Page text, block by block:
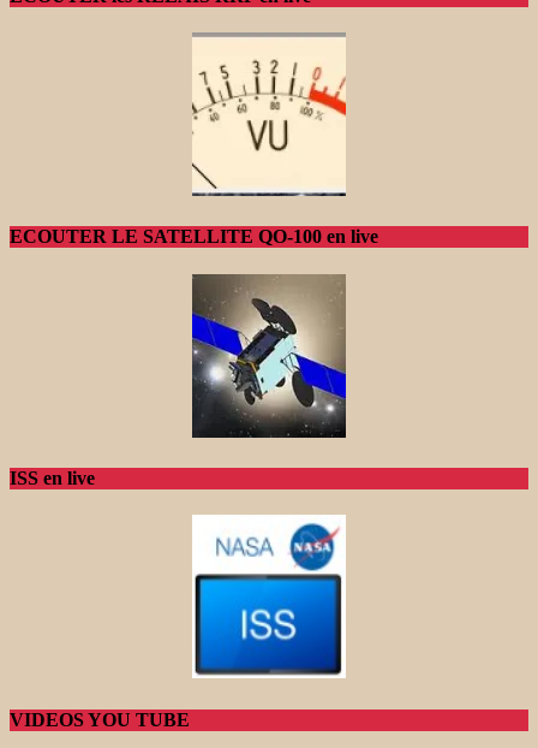
ECOUTER LE SATELLITE QO-100 en live
ISS en live
VIDEOS YOU TUBE